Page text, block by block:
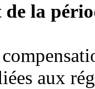
de la
aux